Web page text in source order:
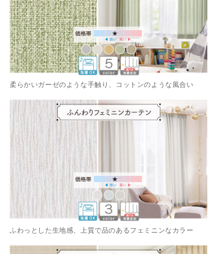
柔らかいガーゼのような手触り、コットンのような風合い
ふわっとした生地感、上質で品のあるフェミニンなカラー